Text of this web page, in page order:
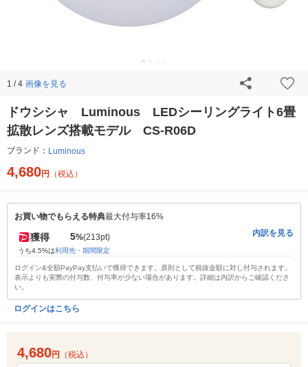
1 / 4 画像を見る
ドウシシャ Luminous LEDシーリングライト6畳
拡散レンズ搭載モデル CS-R06D
ブランド： Luminous
4,680円 （税込）
お買い物でもらえる特典最大付与率16%
獲得 5%(213pt)
うち4.5%は利用先・期間限定
内訳を見る
ログイン&全額PayPay支払いで獲得できます。原則として税抜金額に対し付与されます。
表示よりも実際の付与数、付与率が少ない場合があります。詳細は内訳からご確認くださ
い。
ログインはこちら
4,680円 （税込）